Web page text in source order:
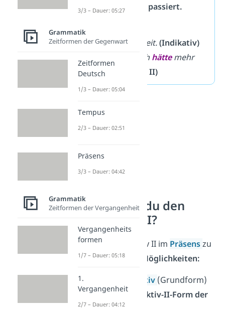
du,
was wirklich passiert.
Ichhabekeine Zeit.(Indikativ)
Ich wünschte, ichhättemehr
Zeit.(Konjunktiv II)
Wie bildest du den
Konjunktiv II?
Um den Konjunktiv II im Präsenszu
bilden, hast du
Möglichkeiten:
Infinitiv (Grundform)
eigene Konjunktiv-II-Form der
3/3 – Dauer: 05:27
Grammatik
Zeitformen der Gegenwart
Zeitformen
Deutsch
1/3 – Dauer: 05:04
Tempus
2/3 – Dauer: 02:51
Präsens
3/3 – Dauer: 04:42
Grammatik
Zeitformen der Vergangenheit
Vergangenheits
formen
1/7 – Dauer: 05:18
1.
Vergangenheit
2/7 – Dauer: 04:12